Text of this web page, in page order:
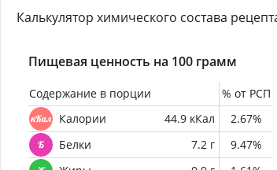
Калькулятор химического состава
Пищевая ценность на 100 грамм
Содержание в порции
% от РСП
Калории
44.9 кКал
2.67%
Белки
7.2 г
9.47%